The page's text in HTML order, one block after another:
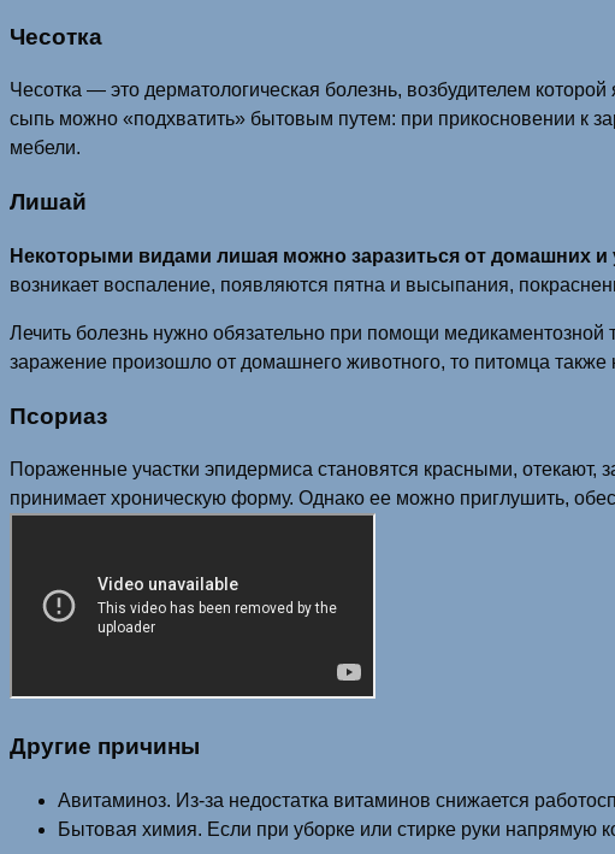
Чесотка
Чесотка — это дерматологическая болезнь, возбудителем
сыпь можно «подхватить» бытовым путем: при прикосновении к
мебели.
Лишай
Некоторыми видами лишая можно заразиться от домашних
возникает воспаление, появляются пятна и высыпания,
Лечить болезнь нужно обязательно при помощи
заражение произошло от домашнего животного, то питомца также
Псориаз
Пораженные участки эпидермиса становятся красными,
принимает хроническую форму. Однако ее можно приглушить,
Другие причины
Авитаминоз. Из-за недостатка витаминов снижается
Бытовая химия. Если при уборке или стирке руки напрямую